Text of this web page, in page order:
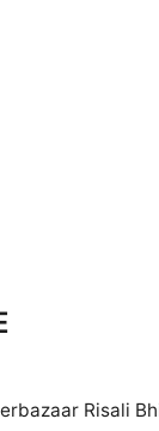
Risali